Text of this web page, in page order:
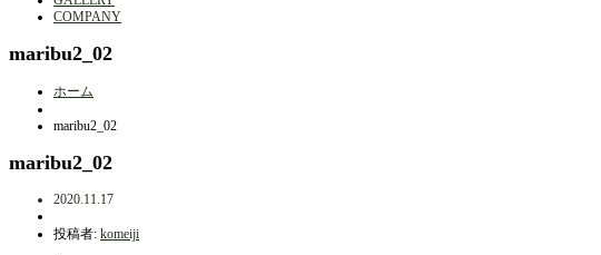
COMPANY
maribu2_02
ホーム
maribu2_02
maribu2_02
2020.11.17
投稿者: komeiji